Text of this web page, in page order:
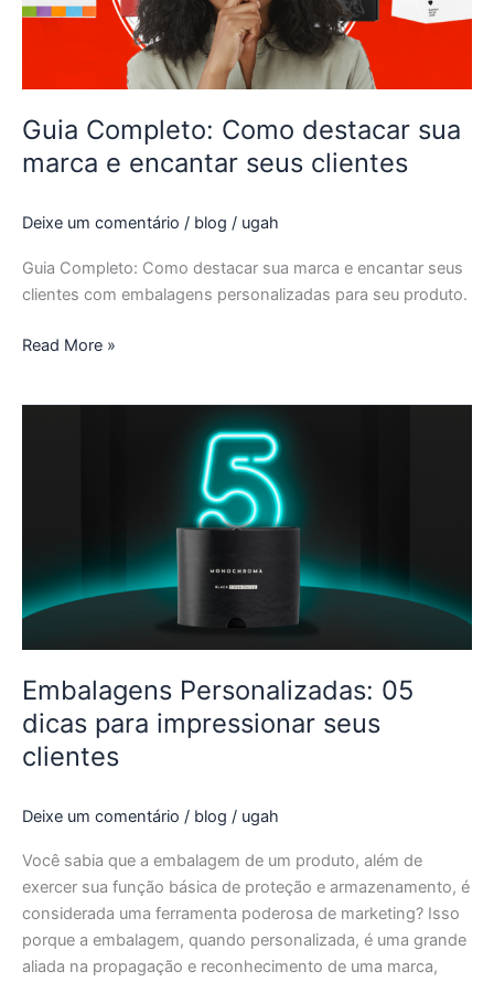
Guia Completo: Como destacar sua
marca e encantar seus clientes
Deixe um comentário / blog / ugah
Guia Completo: Como destacar sua marca e encantar seus
clientes com embalagens personalizadas para seu produto.
e
clientes
Read More »
Embalagens Personalizadas: 05
dicas para impressionar seus
clientes
Deixe um comentário / blog / ugah
Você sabia que a embalagem de um produto, além de
exercer sua função básica de proteção e armazenamento, é
considerada uma ferramenta poderosa de marketing? Isso
porque a embalagem, quando personalizada, é uma grande
aliada na propagação e reconhecimento de uma marca,
clientes